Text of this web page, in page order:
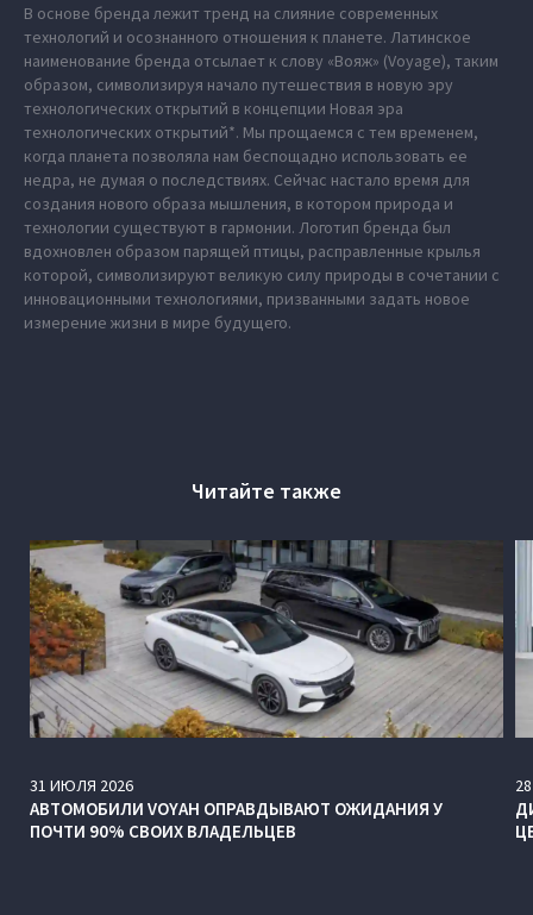
В основе бренда лежит тренд на слияние современных
технологий и осознанного отношения к планете. Латинское
наименование бренда отсылает к слову «Вояж» (Voyage), таким
образом, символизируя начало путешествия в новую эру
технологических открытий в концепции Новая эра
технологических открытий*. Мы прощаемся с тем временем,
когда планета позволяла нам беспощадно использовать ее
недра, не думая о последствиях. Сейчас настало время для
создания нового образа мышления, в котором природа и
технологии существуют в гармонии. Логотип бренда был
вдохновлен образом парящей птицы, расправленные крылья
которой, символизируют великую силу природы в сочетании с
инновационными технологиями, призванными задать новое
измерение жизни в мире будущего.
Читайте также
31 ИЮЛЯ 2026
АВТОМОБИЛИ VOYAH ОПРАВДЫВАЮТ ОЖИДАНИЯ У
ПОЧТИ 90% СВОИХ ВЛАДЕЛЬЦЕВ
28